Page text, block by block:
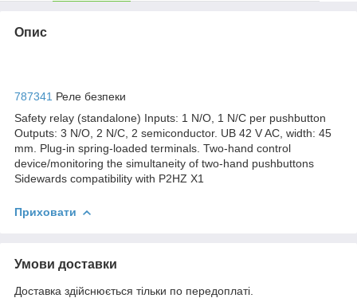
Опис
787341 Реле безпеки
Safety relay (standalone) Inputs: 1 N/O, 1 N/C per pushbutton
Outputs: 3 N/O, 2 N/C, 2 semiconductor. UB 42 V AC, width: 45
mm. Plug-in spring-loaded terminals. Two-hand control
device/monitoring the simultaneity of two-hand pushbuttons
Sidewards compatibility with P2HZ X1
Приховати
Умови доставки
Доставка здійснюється тільки по передоплаті.